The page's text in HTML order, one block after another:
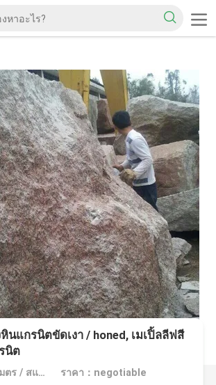
หินแกรนิตขัดเงา / honed, เมเปิ้ลลีฟสี
นิต
MOQ：20 เมตรเมตร / สแควร์ ราคา：negotiable